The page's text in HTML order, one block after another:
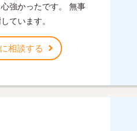
強かったです。 無事
ています。
相談する